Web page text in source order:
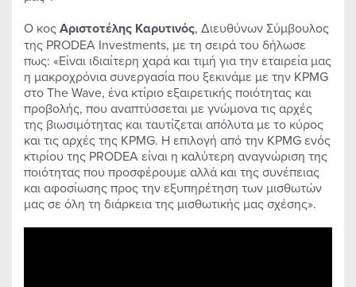
Ο κοςΑριστοτέλης Καρυτινός, Διευθύνων Σύμβουλος
της PRODEA Investments, με τη σειρά του δήλωσε
πως: «Είναι ιδιαίτερη χαρά και τιμή για την εταιρεία μας
η μακροχρόνια συνεργασία που ξεκινάμε με την KPMG
στο The Wave, ένα κτίριο εξαιρετικής ποιότητας και
προβολής, που αναπτύσσεται με γνώμονα τις αρχές
της βιωσιμότητας και ταυτίζεται απόλυτα με το κύρος
και τις αρχές της KPMG. Η επιλογή από την KPMG ενός
κτιρίου της PRODEA είναι η καλύτερη αναγνώριση της
ποιότητας που προσφέρουμε αλλά και της συνέπειας
και αφοσίωσης προς την εξυπηρέτηση των μισθωτών
μας σε όλη τη διάρκεια της μισθωτικής μας σχέσης».